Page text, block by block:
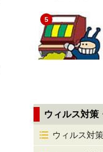
5
ウィルス対策
ウィルス対